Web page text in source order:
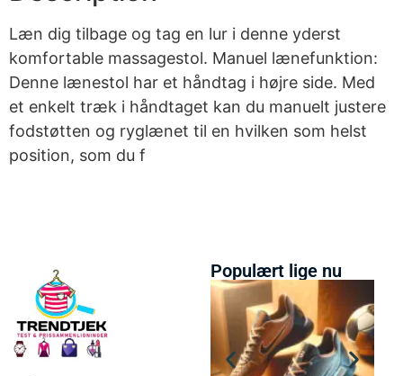
Læn dig tilbage og tag en lur i denne yderst
komfortable massagestol. Manuel lænefunktion:
Denne lænestol har et håndtag i højre side. Med
et enkelt træk i håndtaget kan du manuelt justere
fodstøtten og ryglænet til en hvilken som helst
position, som du f
Populært lige nu